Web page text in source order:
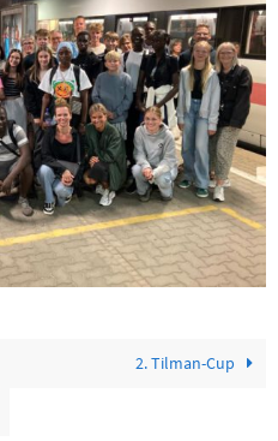
2. Tilman-Cup